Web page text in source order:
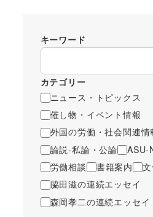
キーワード
カテゴリー
ニュース・トピックス
催し物・イベント情報
外国の労働・社会関連情
論説-私論・公論
ASU-
労働相談
書籍案内
脇田滋の連続エッセイ
森岡孝二の連続エッセイ